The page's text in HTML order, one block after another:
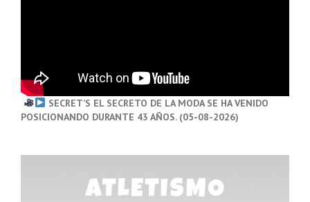
SECRET’S EL SECRETO DE LA MODA SE HA VENIDO
POSICIONANDO DURANTE 43 AÑOS. (05-08-2026)